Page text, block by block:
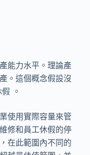
能力水平。理論產
。這個概念假設沒
。
使用實際容量來管
修和員工休假的停
在此範圍內不同的